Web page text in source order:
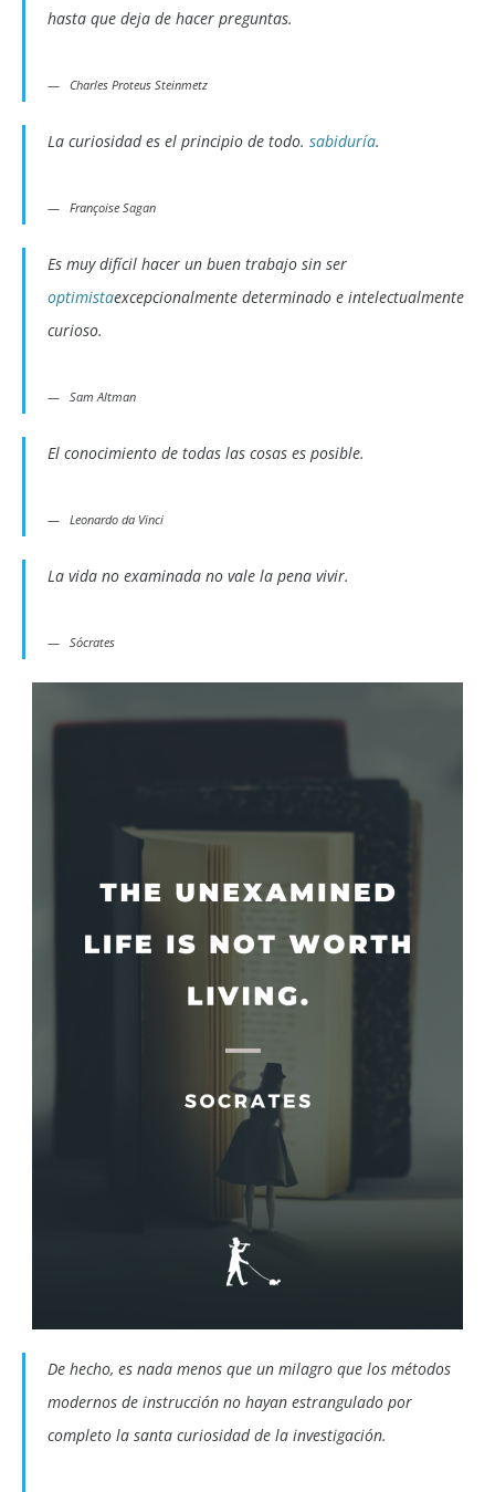
hasta que deja de hacer preguntas.
Charles Proteus Steinmetz
La curiosidad es el principio de todo. sabiduría.
Françoise Sagan
Es muy difícil hacer un buen trabajo sin ser
optimistaexcepcionalmente determinado e intelectualmente
curioso.
Sam Altman
El conocimiento de todas las cosas es posible.
Leonardo da Vinci
La vida no examinada no vale la pena vivir.
Sócrates
De hecho, es nada menos que un milagro que los métodos
modernos de instrucción no hayan estrangulado por
completo la santa curiosidad de la investigación.